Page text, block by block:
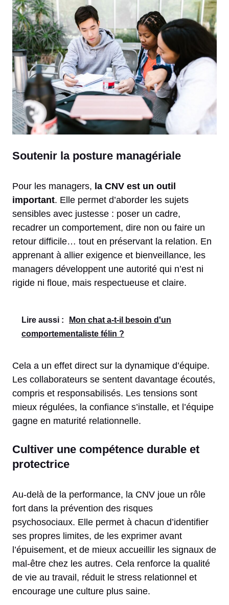
Soutenir la posture managériale
Pour les managers, la CNV est un outil
important. Elle permet d’aborder les sujets
sensibles avec justesse : poser un cadre,
recadrer un comportement, dire non ou faire un
retour difficile… tout en préservant la relation. En
apprenant à allier exigence et bienveillance, les
managers développent une autorité qui n’est ni
rigide ni floue, mais respectueuse et claire.
Lire aussi :
Mon chat a-t-il besoin d'un
comportementaliste félin ?
Cela a un effet direct sur la dynamique d’équipe.
Les collaborateurs se sentent davantage écoutés,
compris et responsabilisés. Les tensions sont
mieux régulées, la confiance s’installe, et l’équipe
gagne en maturité relationnelle.
Cultiver une compétence durable et
protectrice
Au-delà de la performance, la CNV joue un rôle
fort dans la prévention des risques
psychosociaux. Elle permet à chacun d’identifier
ses propres limites, de les exprimer avant
l’épuisement, et de mieux accueillir les signaux de
mal-être chez les autres. Cela renforce la qualité
de vie au travail, réduit le stress relationnel et
encourage une culture plus saine.